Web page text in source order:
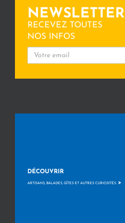
NEWSLETTER
RECEVEZ TOUTES
NOS INFOS
DÉCOUVRIR
ARTISANS, BALADES, GÎTES ET AUTRES CURIOSITÉS >